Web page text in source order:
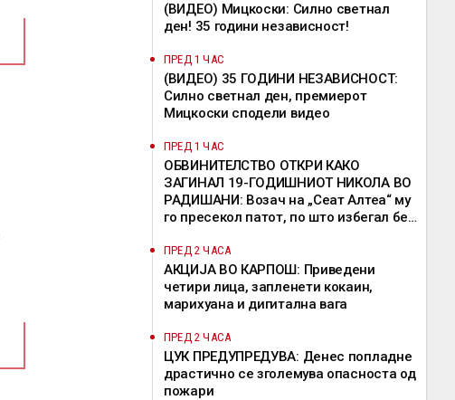
(ВИДЕО) Мицкоски: Силно светнал
ден! 35 години независност!
ПРЕД 1 ЧАС
(ВИДЕО) 35 ГОДИНИ НЕЗАВИСНОСТ:
Силно светнал ден, премиерот
Мицкоски сподели видео
ПРЕД 1 ЧАС
ОБВИНИТЕЛСТВО ОТКРИ КАКО
ЗАГИНАЛ 19-ГОДИШНИОТ НИКОЛА ВО
РАДИШАНИ: Возач на „Сеат Алтеа“ му
го пресекол патот, по што избегал без
ПРЕД 2 ЧАСА
АКЦИЈА ВО КАРПОШ: Приведени
четири лица, запленети кокаин,
марихуана и дигитална вага
ПРЕД 2 ЧАСА
ЦУК ПРЕДУПРЕДУВА: Денес попладне
драстично се зголемува опасноста од
пожари